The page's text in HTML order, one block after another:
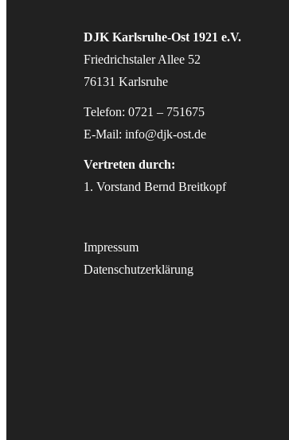
DJK Karlsruhe-Ost 1921 e.V.
Friedrichstaler Allee 52
76131 Karlsruhe
Telefon: 0721 – 751675
E-Mail: info@djk-ost.de
Vertreten durch:
1. Vorstand Bernd Breitkopf
Impressum
Datenschutzerklärung